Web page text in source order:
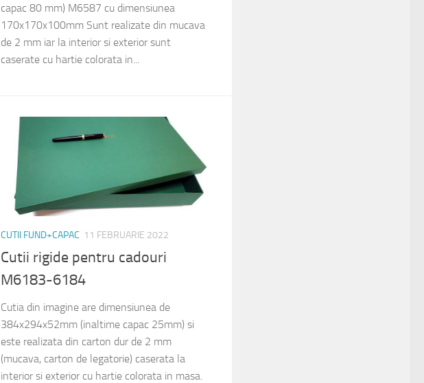
capac 80 mm) M6587 cu dimensiunea
170x170x100mm Sunt realizate din mucava
de 2 mm iar la interior si exterior sunt
caserate cu hartie colorata in...
CUTII FUND+CAPAC 11 FEBRUARIE 2022
Cutii rigide pentru cadouri
M6183-6184
Cutia din imagine are dimensiunea de
384x294x52mm (inaltime capac 25mm) si
este realizata din carton dur de 2 mm
(mucava, carton de legatorie) caserata la
interior si exterior cu hartie colorata in masa.